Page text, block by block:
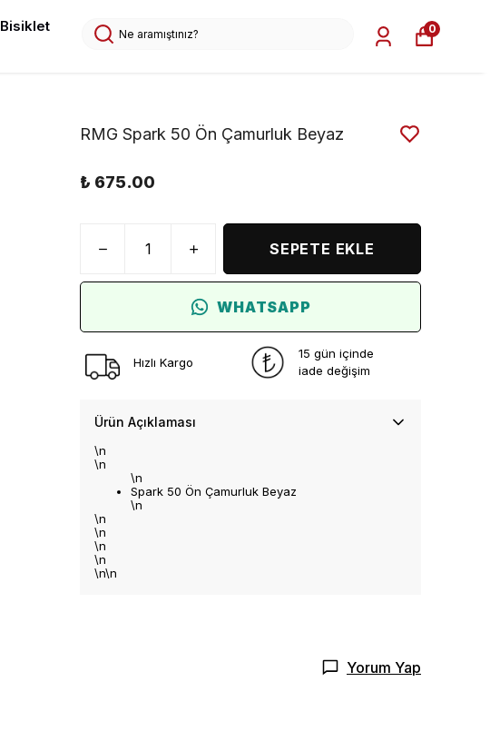
Bisiklet 0
RMG Spark 50 Ön Çamurluk Beyaz
₺ 675.00
SEPETE EKLE
WHATSAPP
Hızlı Kargo
15 gün içinde
iade değişim
Ürün Açıklaması
\n
\n
\n
Spark 50 Ön Çamurluk Beyaz
\n
\n
\n
\n
\n
\n\n
Yorum Yap